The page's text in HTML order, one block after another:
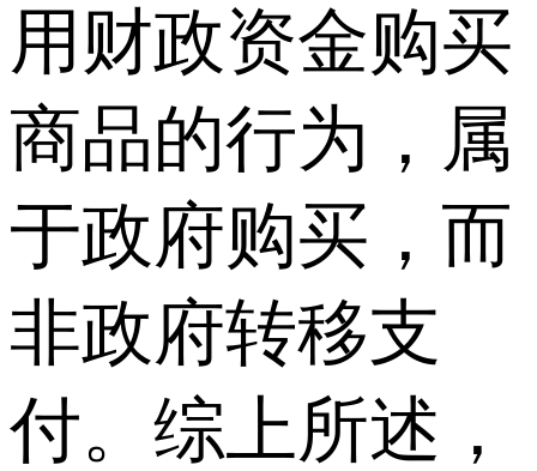
用财政资金购买
商品的行为，属
于政府购买，而
非政府转移支
付。综上所述，